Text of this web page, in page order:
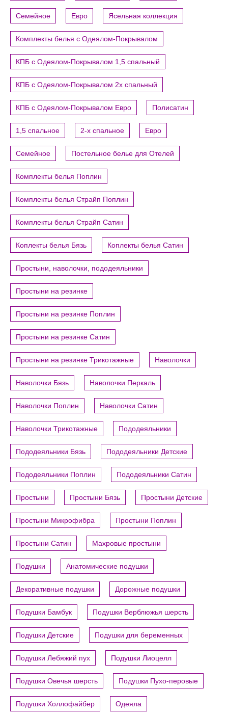
Семейное Евро Ясельная коллекция
Комплекты белья с Одеялом-Покрывалом
КПБ с Одеялом-Покрывалом 1,5 спальный
КПБ с Одеялом-Покрывалом 2х спальный
КПБ с Одеялом-Покрывалом Евро Полисатин
1,5 спальное 2-х спальное Евро
Семейное Постельное белье для Отелей
Комплекты белья Поплин
Комплекты белья Страйп Поплин
Комплекты белья Страйп Сатин
Коплекты белья Бязь Коплекты белья Сатин
Простыни, наволочки, пододеяльники
Простыни на резинке
Простыни на резинке Поплин
Простыни на резинке Сатин
Простыни на резинке Трикотажные Наволочки
Наволочки Бязь Наволочки Перкаль
Наволочки Поплин Наволочки Сатин
Наволочки Трикотажные Пододеяльники
Пододеяльники Бязь Пододеяльники Детские
Пододеяльники Поплин Пододеяльники Сатин
Простыни Простыни Бязь Простыни Детские
Простыни Микрофибра Простыни Поплин
Простыни Сатин Махровые простыни
Подушки Анатомические подушки
Декоративные подушки Дорожные подушки
Подушки Бамбук Подушки Верблюжья шерсть
Подушки Детские Подушки для беременных
Подушки Лебяжий пух Подушки Лиоцелл
Подушки Овечья шерсть Подушки Пухо-перовые
Подушки Холлофайбер Одеяла